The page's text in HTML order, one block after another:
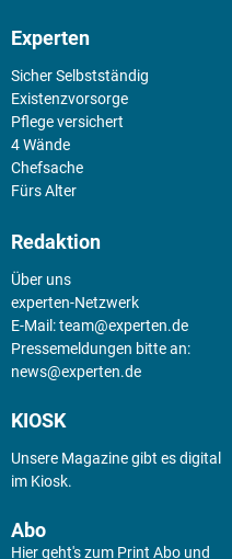
Experten
Sicher Selbstständig
Existenz­vorsorge
Pflege versichert
4 Wände
Chefsache
Fürs Alter
Redaktion
Über uns
experten-Netzwerk
E-Mail:team@experten.de
Pressemeldungen bitte an:
news@experten.de
KIOSK
Unsere Magazine gibt es digital
im Kiosk.
Abo
Hier geht's zum Print Abo und